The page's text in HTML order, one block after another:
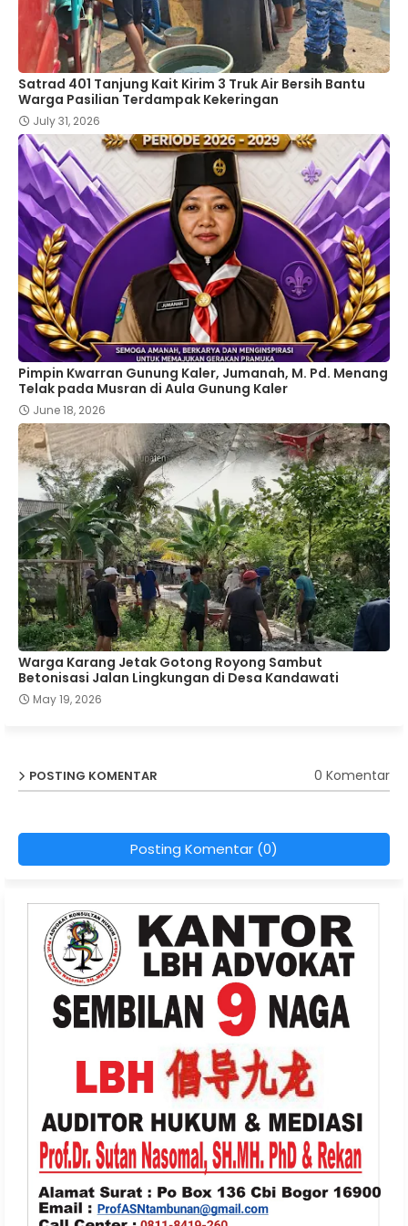
Satrad 401 Tanjung Kait Kirim 3 Truk Air Bersih Bantu
Warga Pasilian Terdampak Kekeringan
July 31, 2026
Pimpin Kwarran Gunung Kaler, Jumanah, M. Pd. Menang
Telak pada Musran di Aula Gunung Kaler
June 18, 2026
Warga Karang Jetak Gotong Royong Sambut
Betonisasi Jalan Lingkungan di Desa Kandawati
May 19, 2026
POSTING KOMENTAR 0 Komentar
Posting Komentar (0)